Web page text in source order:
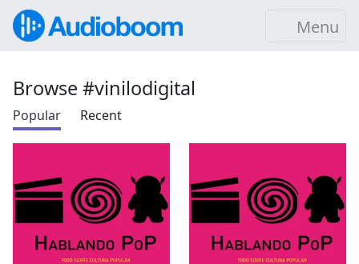
Menu
Browse #vinilodigital
Popular Recent